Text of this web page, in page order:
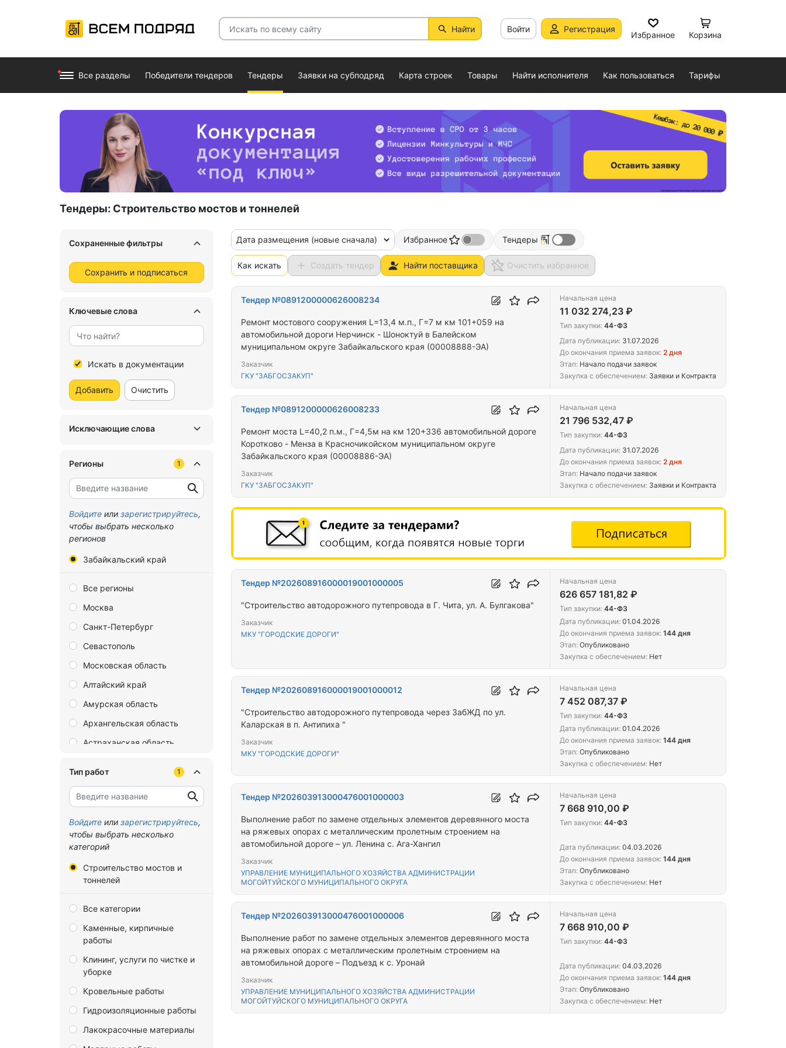
Найти Войти Регистрация
Избранное Корзина
Все разделы Победители тендеров Тендеры Заявки на субподряд Карта строек Товары Найти исполнителя Как пользоваться Тарифы
Тендеры: Строительство мостов и тоннелей
Сохраненные фильтры
Сохранить и подписаться
Ключевые слова
Искать в документации
Добавить Очистить
Исключающие слова
Регионы 1
Войдите или зарегистрируйтесь,
чтобы выбрать несколько
регионов
Забайкальский край
Все регионы
Москва
Санкт-Петербург
Севастополь
Московская область
Алтайский край
Амурская область
Архангельская область
Астраханская область
Брянская область
Владимирская область
Волгоградская область
Воронежская область
Республика
Еврейская автономная
область
Забайкальский край
Запорожская область
Ивановская область
Иркутская область
Калининградская область
Тип работ 1
Войдите или зарегистрируйтесь,
чтобы выбрать несколько
категорий
Строительство мостов и
тоннелей
Все категории
Каменные, кирпичные
работы
Клининг, услуги по чистке и
уборке
Кровельные работы
Гидроизоляционные работы
Лакокрасочные материалы
Дата размещения (новые сначала) Избранное Тендеры
Как искать Создать тендер Найти поставщика Очистить избранное
Тендер №0891200000626008234
Ремонт мостового сооружения L=13,4 м.п., Г=7 м км 101+059 на
автомобильной дороги Нерчинск - Шоноктуй в Балейском
муниципальном округе Забайкальского края (00008888-ЭА)
Заказчик
ГКУ "ЗАБГОСЗАКУП"
Начальная цена
11 032 274,23 ₽
Тип закупки: 44-ФЗ
Дата публикации: 31.07.2026
До окончания приема заявок: 2 дня
Этап: Начало подачи заявок
Закупка с обеспечением: Заявки и Контракта
Тендер №0891200000626008233
Ремонт моста L=40,2 п.м., Г=4,5м на км 120+336 автомобильной дороге
Коротково - Менза в Красночикойском муниципальном округе
Забайкальского края (00008886-ЭА)
Заказчик
ГКУ "ЗАБГОСЗАКУП"
Начальная цена
21 796 532,47 ₽
Тип закупки: 44-ФЗ
Дата публикации: 31.07.2026
До окончания приема заявок: 2 дня
Этап: Начало подачи заявок
Закупка с обеспечением: Заявки и Контракта
Тендер №202608916000019001000005
"Строительство автодорожного путепровода в Г. Чита, ул. А. Булгакова"
Заказчик
МКУ "ГОРОДСКИЕ ДОРОГИ"
Начальная цена
626 657 181,82 ₽
Тип закупки: 44-ФЗ
Дата публикации: 01.04.2026
До окончания приема заявок: 144 дня
Этап: Опубликовано
Закупка с обеспечением: Нет
Тендер №202608916000019001000012
"Строительство автодорожного путепровода через ЗабЖД по ул.
Каларская в п. Антипиха "
Заказчик
МКУ "ГОРОДСКИЕ ДОРОГИ"
Начальная цена
7 452 087,37 ₽
Тип закупки: 44-ФЗ
Дата публикации: 01.04.2026
До окончания приема заявок: 144 дня
Этап: Опубликовано
Закупка с обеспечением: Нет
Тендер №202603913000476001000003
Выполнение работ по замене отдельных элементов деревянного моста
на ряжевых опорах с металлическим пролетным строением на
автомобильной дороге – ул. Ленина с. Ага-Хангил
Заказчик
УПРАВЛЕНИЕ МУНИЦИПАЛЬНОГО ХОЗЯЙСТВА АДМИНИСТРАЦИИ
МОГОЙТУЙСКОГО МУНИЦИПАЛЬНОГО ОКРУГА
Начальная цена
7 668 910,00 ₽
Тип закупки: 44-ФЗ
Дата публикации: 04.03.2026
До окончания приема заявок: 144 дня
Этап: Опубликовано
Закупка с обеспечением: Нет
Тендер №202603913000476001000006
Выполнение работ по замене отдельных элементов деревянного моста
на ряжевых опорах с металлическим пролетным строением на
автомобильной дороге – Подъезд к с. Уронай
Заказчик
УПРАВЛЕНИЕ МУНИЦИПАЛЬНОГО ХОЗЯЙСТВА АДМИНИСТРАЦИИ
МОГОЙТУЙСКОГО МУНИЦИПАЛЬНОГО ОКРУГА
Начальная цена
7 668 910,00 ₽
Тип закупки: 44-ФЗ
Дата публикации: 04.03.2026
До окончания приема заявок: 144 дня
Этап: Опубликовано
Закупка с обеспечением: Нет